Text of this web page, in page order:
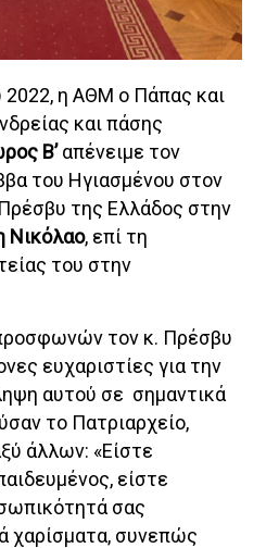
2022, η ΑΘΜ ο Πάπας και
και πάσης
Β’απένειμε τον
του Ηγιασμένου στον
της Ελλάδος στην
Νικόλαο, επί τη
του στην
τον κ. Πρέσβυ
ευχαριστίες για την
αυτού σε σημαντικά
το Πατριαρχείο,
άλλων: «Είστε
είστε
σας
χαρίσματα, συνεπώς